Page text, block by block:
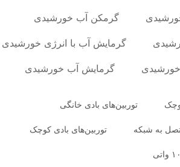
گرمکن آب خورشیدی
گرمایش آب با انرژی خورشیدی
گرمایش آب خورشیدی
توربین‌های بادی خانگی
به شبکه توربین‌های بادی کوچک